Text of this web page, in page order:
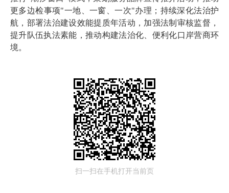
更多边检事项"一地、一窗、一次"办理；持续深化法治护
航，部署法治建设效能提质年活动，加强法制审核监督，
提升队伍执法素能，推动构建法治化、便利化口岸营商环
境。
扫一扫在手机打开当前页